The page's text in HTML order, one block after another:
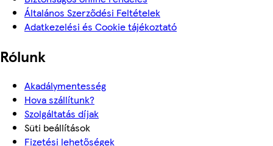
Általános Szerződési Feltételek
Adatkezelési és Cookie tájékoztató
Rólunk
Akadálymentesség
Hova szállítunk?
Szolgáltatás díjak
Süti beállítások
Fizetési lehetőségek